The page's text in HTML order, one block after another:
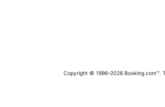
Copyright © 1996–2026 Booking.com™.